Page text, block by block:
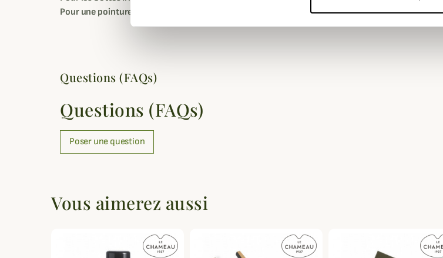
Pour une pointure 38 le tour de mollet est de 38cm.
Questions (FAQs)
Questions (FAQs)
Poser une question
Vous aimerez aussi